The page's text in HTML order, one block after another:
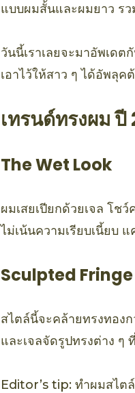
แบบผมสั้นและผมยาว รว
วันนี้เราเลยจะมาอัพเด
เอาไว้ให้สาว ๆ ได้อัพลุ
เทรนด์ทรงผม ปี
The Wet Look
ผมเสยเปียกด้วยเจล โช
ไม่เน้นความเรียบเนี้ยบ
Sculpted Fringe
สไตล์นี้จะคล้ายทรงทอง
และเจลจัดรูปทรงต่าง ๆ
Editor’s tip: ทำผมสไต